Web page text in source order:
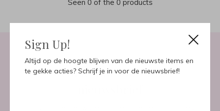
Sign Up!
Altijd op de hoogte blijven van de nieuwste items en
te gekke acties? Schrijf je in voor de nieuwsbrief!
Seen 0 of the 0 products
Meld je aan voor onze